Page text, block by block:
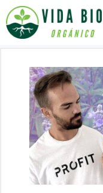
Saltar
al
contenido